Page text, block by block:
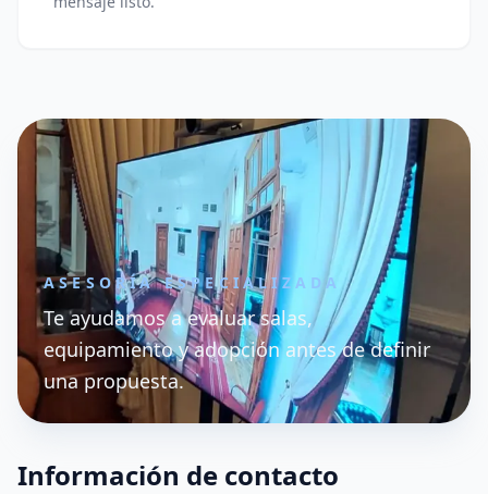
ASESORÍA ESPECIALIZADA
Te ayudamos a evaluar salas,
equipamiento y adopción antes de definir
una propuesta.
Información de contacto